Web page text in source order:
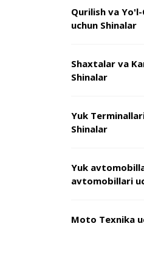
Qurilish va
uchun Shinalar
Shaxtalar va
Shinalar
Yuk
Shinalar
Yuk
avtomobillari
Moto Texnika